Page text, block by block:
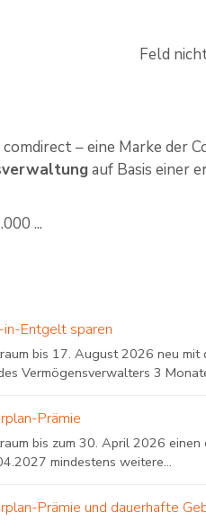
Feld
– eine Marke der
auf Basis einer
...
Entgelt sparen
bis 17. August 2026 neu
Vermögensverwalters 3
Prämie
bis zum 30. April 2026
mindestens weitere...
Prämie und dauerhafte